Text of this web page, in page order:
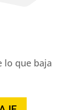
lo que baja